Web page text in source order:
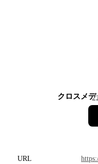
クロスメ
URL